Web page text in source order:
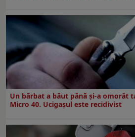
Un bărbat a băut până și-a omorât
Micro 40. Ucigașul este recidivist